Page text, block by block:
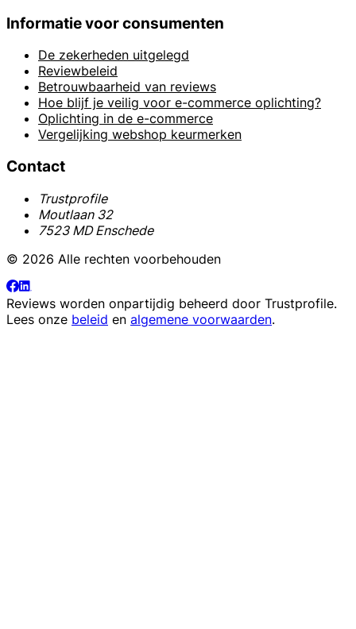
Informatie voor consumenten
De zekerheden uitgelegd
Reviewbeleid
Betrouwbaarheid van reviews
Hoe blijf je veilig voor e-commerce oplichting?
Oplichting in de e-commerce
Vergelijking webshop keurmerken
Contact
Trustprofile
Moutlaan 32
7523 MD Enschede
© 2026 Alle rechten voorbehouden
Reviews worden onpartijdig beheerd door Trustprofile.
Lees onze beleid en algemene voorwaarden.